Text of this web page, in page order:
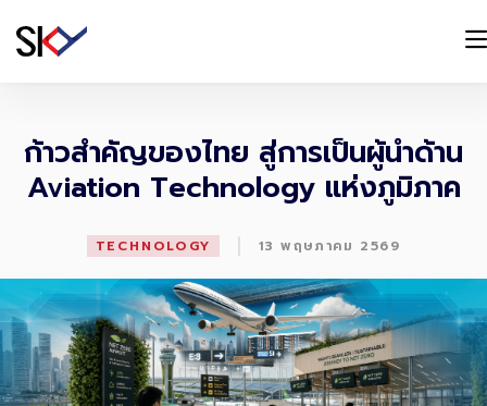
ก้าวสำคัญของไทย สู่การเป็นผู้นำด้าน
Aviation Technology แห่งภูมิภาค
TECHNOLOGY | 13 พฤษภาคม 2569